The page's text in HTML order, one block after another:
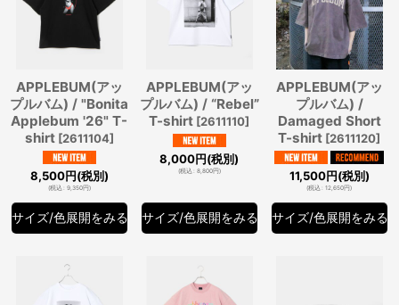
APPLEBUM(アッ
プルバム) / "Bonita
Applebum '26" T-
shirt [2611104]
8,500円(税別)
(税込: 9,350円)
サイズ/色展開をみる
APPLEBUM(アッ
プルバム) / “Rebel”
T-shirt [2611110]
8,000円(税別)
(税込: 8,800円)
サイズ/色展開をみる
APPLEBUM(アッ
プルバム) /
Damaged Short
T-shirt [2611120]
11,500円(税別)
(税込: 12,650円)
サイズ/色展開をみる